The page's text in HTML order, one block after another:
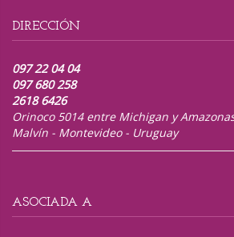
DIRECCIÓN
097 22 04 04
097 680 258
2618 6426
Orinoco 5014 entre Michigan y
Malvín - Montevideo - Uruguay
ASOCIADA A